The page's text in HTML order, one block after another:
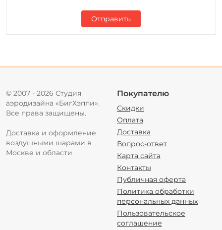
Отправить
© 2007 - 2026 Студия
аэродизайна «БигХэппи».
Все права защищены.
Доставка и оформление
воздушными шарами в
Москве и области
Покупателю
Скидки
Оплата
Доставка
Вопрос-ответ
Карта сайта
Контакты
Публичная оферта
Политика обработки
персональных данных
Пользовательское
соглашение